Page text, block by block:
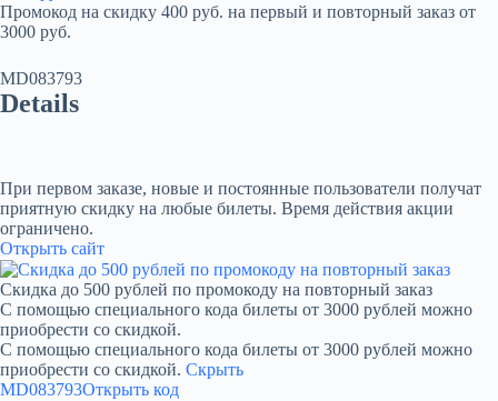
Промокод на скидку 400 руб. на первый и повторный заказ от
3000 руб.
MD083793
Details
При первом заказе, новые и постоянные пользователи получат
приятную скидку на любые билеты. Время действия акции
ограничено.
Открыть сайт
Скидка до 500 рублей по промокоду на повторный заказ
С помощью специального кода билеты от 3000 рублей можно
приобрести со скидкой.
С помощью специального кода билеты от 3000 рублей можно
приобрести со скидкой. Скрыть
MD083793Открыть код